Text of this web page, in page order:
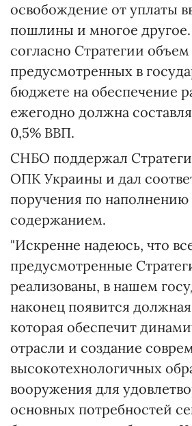
освобождение от уплаты
пошлины и многое
согласно Стратегии объем
предусмотренных в
бюджете на обеспечение
ежегодно должна
0,5% ВВП.
СНБО поддержал
ОПК Украины и дал
поручения по
содержанием.
"Искренне надеюсь, что
предусмотренные
реализованы, в нашем
наконец появится
которая обеспечит
отрасли и создание
высокотехнологичных
вооружения для
основных потребностей